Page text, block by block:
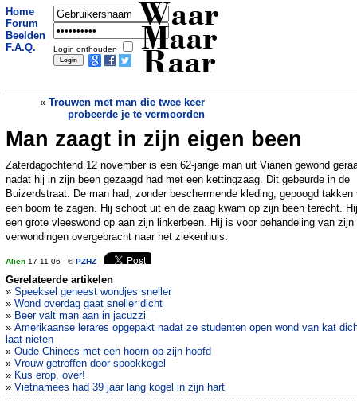
Home
Forum
Beelden
F.A.Q.
Login onthouden
Waar
Maar
Raar
« Trouwen met man die twee keer
probeerde je te vermoorden
Kind geschorst omdat hij juf wilde
omhelzen »
Man zaagt in zijn eigen been
Zaterdagochtend 12 november is een 62-jarige man uit Vianen gewond
nadat hij in zijn been gezaagd had met een kettingzaag. Dit gebeurde in de
Buizerdstraat. De man had, zonder beschermende kleding, gepoogd takken
een boom te zagen. Hij schoot uit en de zaag kwam op zijn been terecht.
een grote vleeswond op aan zijn linkerbeen. Hij is voor behandeling van zijn
verwondingen overgebracht naar het ziekenhuis.
Alien 17-11-06 - ©PZHZ
Gerelateerde artikelen
» Speeksel geneest wondjes sneller
» Wond overdag gaat sneller dicht
» Beer valt man aan in jacuzzi
» Amerikaanse lerares opgepakt nadat ze studenten open wond van kat
laat nieten
» Oude Chinees met een hoorn op zijn hoofd
» Vrouw getroffen door spookkogel
» Kus erop, over!
» Vietnamees had 39 jaar lang kogel in zijn hart